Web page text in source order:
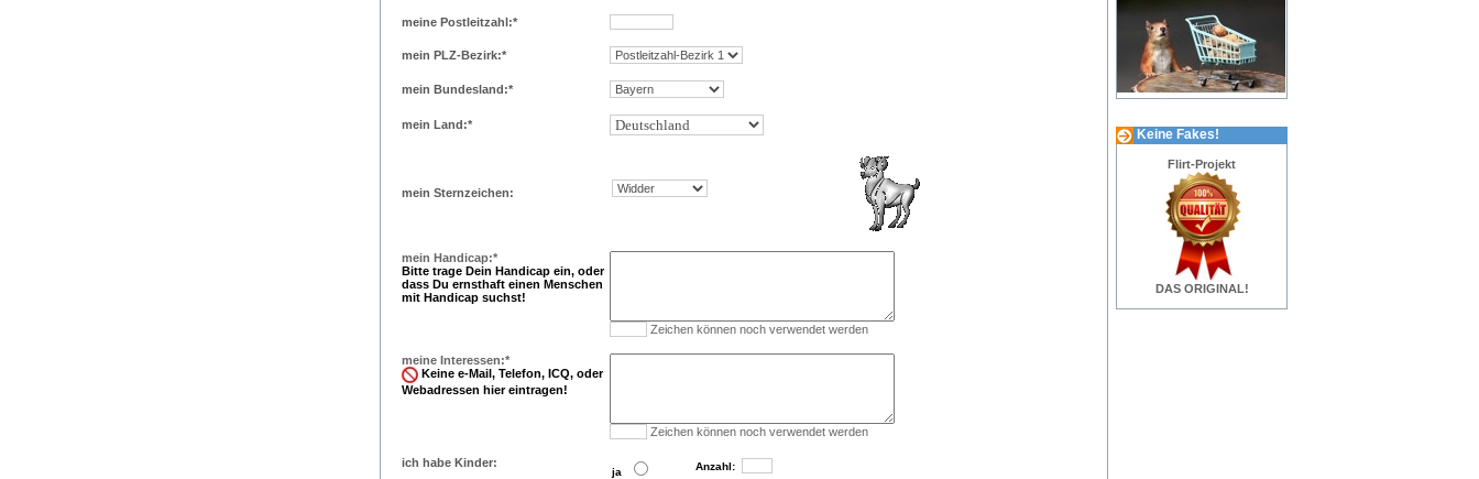
meine Postleitzahl:*
mein PLZ-Bezirk:*
mein Bundesland:*
mein Land:*
mein Sternzeichen:
mein Handicap:*
Bitte trage Dein Handicap ein, oder
dass Du ernsthaft einen Menschen
mit Handicap suchst!
Zeichen können noch verwendet werden
meine Interessen:*
Keine e-Mail, Telefon, ICQ, oder
Webadressen hier eintragen!
Zeichen können noch verwendet werden
ich habe Kinder:
ja Anzahl:..
Keine Fakes!
Flirt-Projekt
DAS ORIGINAL!